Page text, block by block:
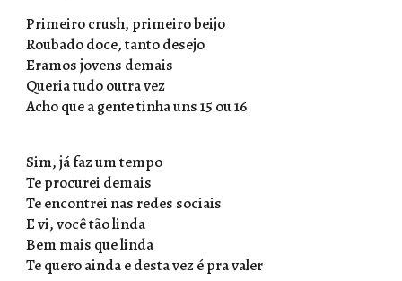
Primeiro crush, primeiro beijo
Roubado doce, tanto desejo
Eramos jovens demais
Queria tudo outra vez
Acho que a gente tinha uns 15 ou 16
Sim, já faz um tempo
Te procurei demais
Te encontrei nas redes sociais
E vi, você tão linda
Bem mais que linda
Te quero ainda e desta vez é pra valer